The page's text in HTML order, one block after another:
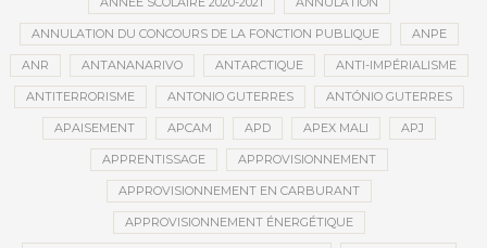
ANNULATION DU CONCOURS DE LA FONCTION PUBLIQUE ANPE
ANR ANTANANARIVO ANTARCTIQUE ANTI-IMPÉRIALISME
ANTITERRORISME ANTONIO GUTERRES ANTÓNIO GUTERRES
APAISEMENT APCAM APD APEX MALI APJ
APPRENTISSAGE APPROVISIONNEMENT
APPROVISIONNEMENT EN CARBURANT
APPROVISIONNEMENT ÉNERGÉTIQUE